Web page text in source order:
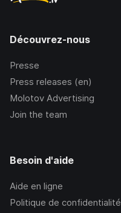
Découvrez-nous
Presse
Press releases (en)
Molotov Advertising
Join the team
Besoin d'aide
Aide en ligne
Politique de confidentialité